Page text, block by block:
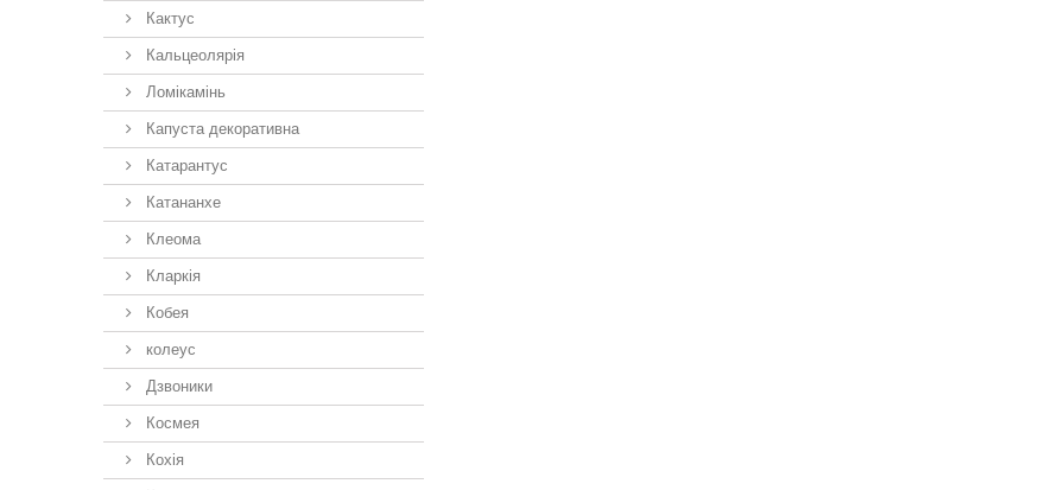
Кактус
Кальцеолярія
Ломікамінь
Капуста декоративна
Катарантус
Катананхе
Клеома
Кларкія
Кобея
колеус
Дзвоники
Космея
Кохія